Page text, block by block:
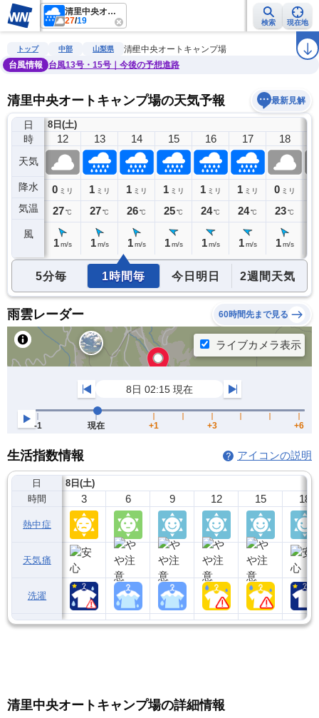
清里中央オートキャンプ場
27/19 検索 現在地
雨雲レーダー 台風情報 地震情報 警報・注意報 ラ
トップ 中部 山梨県
清里中央オートキャンプ場
台風情報
台風13号・15号｜今後の予想進路
清里中央オートキャンプ場の天気予報 最新見解
日
時
天気
降水
気温
風
8日(土)
11
0ミリ
26℃
12
0 ミリ
27℃
1 m/s
13
1 ミリ
27℃
1 m/s
14
1 ミリ
26℃
1 m/s
15
1 ミリ
25℃
1 m/s
16
1 ミリ
24℃
1 m/s
17
1 ミリ
24℃
1 m/s
18
0 ミリ
23℃
1 m/s
5分毎 1時間毎 今日明日 2週間天気
雨雲レーダー 60時間先まで見る
生活指数情報 アイコンの説明
日
時間
熱中症
天気痛
洗濯
8日(土)
3 6 9 12 15 18
清里中央オートキャンプ場の詳細情報